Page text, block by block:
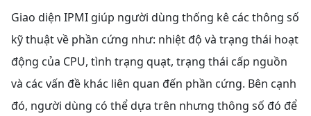
Giao diện IPMI giúp người dùng thống kê các thông số
kỹ thuật về phần cứng như: nhiệt độ và trạng thái hoạt
động của CPU, tình trạng quạt, trạng thái cấp nguồn
và các vấn đề khác liên quan đến phần cứng. Bên cạnh
đó, người dùng có thể dựa trên nhưng thông số đó để